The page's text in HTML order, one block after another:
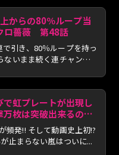
からの80％ループ当
ロ薔薇 第48話
引き、80％ループを持っ
ないまま続く連チャンに
虹プレートが出現し
枚は突破出来るの
話(3/4)
頻発!! そして動画史上初!?
止まらない嵐はついに...